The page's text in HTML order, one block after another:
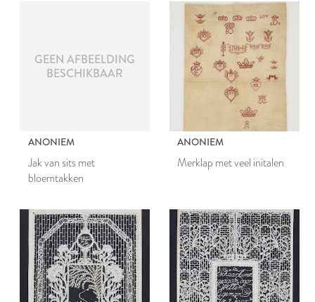
GEEN AFBEELDING
BESCHIKBAAR
ANONIEM
Jak van sits met
bloemtakken
ANONIEM
Merklap met veel initalen